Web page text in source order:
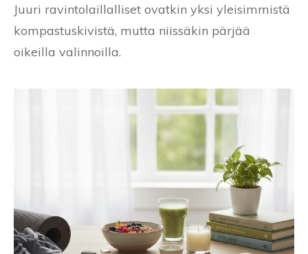
Juuri ravintolaillalliset ovatkin yksi yleisimmistä
kompastuskivistä, mutta niissäkin pärjää
oikeilla valinnoilla.